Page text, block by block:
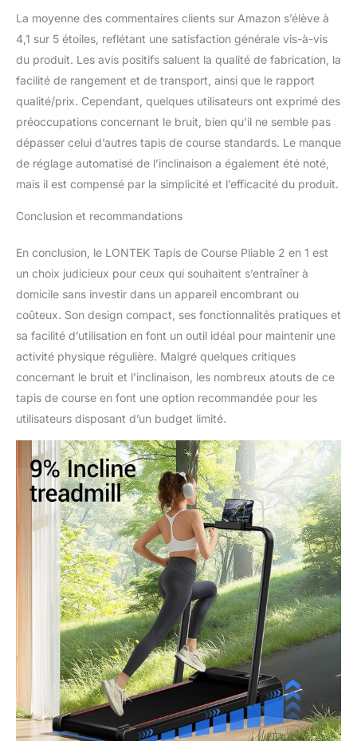
La moyenne des commentaires clients sur Amazon s’élève à
4,1 sur 5 étoiles, reflétant une satisfaction générale vis-à-vis
du produit. Les avis positifs saluent la qualité de fabrication, la
facilité de rangement et de transport, ainsi que le rapport
qualité/prix. Cependant, quelques utilisateurs ont exprimé des
préoccupations concernant le bruit, bien qu’il ne semble pas
dépasser celui d’autres tapis de course standards. Le manque
de réglage automatisé de l’inclinaison a également été noté,
mais il est compensé par la simplicité et l’efficacité du produit.
Conclusion et recommandations
En conclusion, le LONTEK Tapis de Course Pliable 2 en 1 est
un choix judicieux pour ceux qui souhaitent s’entraîner à
domicile sans investir dans un appareil encombrant ou
coûteux. Son design compact, ses fonctionnalités pratiques et
sa facilité d’utilisation en font un outil idéal pour maintenir une
activité physique régulière. Malgré quelques critiques
concernant le bruit et l’inclinaison, les nombreux atouts de ce
tapis de course en font une option recommandée pour les
utilisateurs disposant d’un budget limité.